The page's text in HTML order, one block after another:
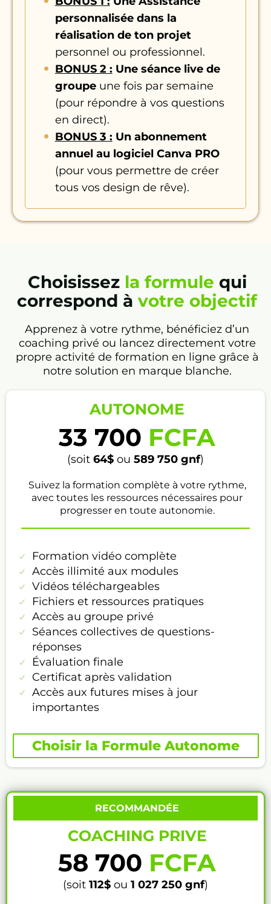
Pratique avec histogramme
groupé
Synchronisation des segments
Modification des interactions
Recevoir de nouvelles données
et mettre à jour le dashboard
Deux méthodes pour mettre à
jour la table des dates
Intégrer un système de
navigation
Petite précision sur la navigation
La navigation par extraction
Le volet Sélection
Configuration du rapport en
version mobile
Intégration de la notion de
paramètre dans notre rapport
Utilisation du deuxième type de
Mise au point avant projet final
d'évaluation
Générer des recommandations
Sécurité confidentialité et
bonnes pratiques
Top 5 outils IA pour l’analyse de
données
Conclusion
personnalisée dans la
réalisation de ton projet
personnel ou professionnel.
BONUS 2 : Une séance live de
groupe une fois par semaine
(pour répondre à vos questions
en direct).
BONUS 3 : Un abonnement
annuel au logiciel Canva PRO
(pour vous permettre de créer
tous vos design de rêve).
Choisissez la formule qui
correspond à votre objectif
Apprenez à votre rythme, bénéficiez d’un
coaching privé ou lancez directement votre
propre activité de formation en ligne grâce à
notre solution en marque blanche.
AUTONOME
33 700 FCFA
(soit 64$ ou 589 750 gnf)
Suivez la formation complète à votre rythme,
avec toutes les ressources nécessaires pour
progresser en toute autonomie.
Formation vidéo complète
Accès illimité aux modules
Vidéos téléchargeables
Fichiers et ressources pratiques
Accès au groupe privé
Séances collectives de questions-
réponses
Évaluation finale
Certificat après validation
Accès aux futures mises à jour
importantes
Choisir la Formule Autonome
RECOMMANDÉE
COACHING PRIVE
58 700 FCFA
(soit 112$ ou 1 027 250 gnf)